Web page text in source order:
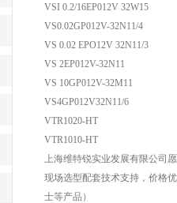
VSI 0.2/16EP012V 32W15
VS0.02GP012V-32N11/4
VS 0.02 EPO12V 32N11/3
VS 2EP012V-32N11
VS 10GP012V-32M11
VS4GP012V32N11/6
VTR1020-HT
VTR1010-HT
上海维特锐实业发展有限公司
现场选型配套技术支持，价格
士等产品）